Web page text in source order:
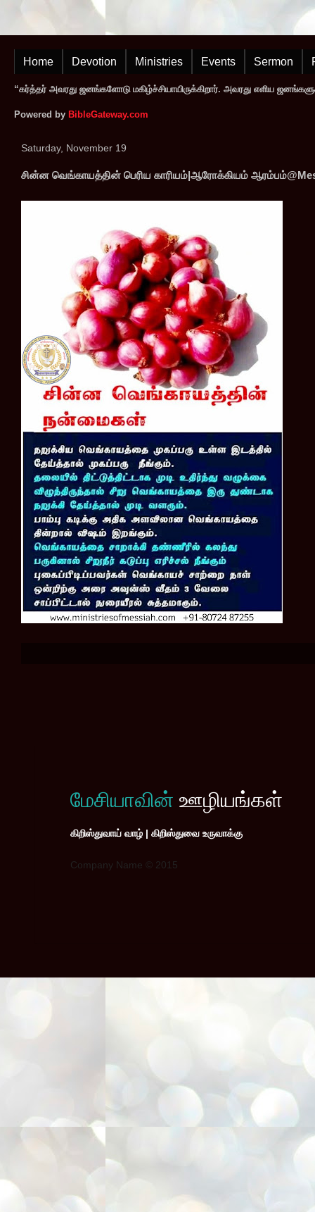
Home Devotion Ministries Events Sermon
“கர்த்தர் அவரது ஜனங்களோடு மகிழ்ச்சியாயிருக்கிறார். அவரது எளிய
Powered by BibleGateway.com
Saturday, November 19
சின்ன வெங்காயத்தின் பெரிய காரியம்|ஆரோக்கியம்
மேசியாவின் ஊழியங்கள்
கிறிஸ்துவாய் வாழ் | கிறிஸ்துவை உருவாக்கு
Company Name © 2015